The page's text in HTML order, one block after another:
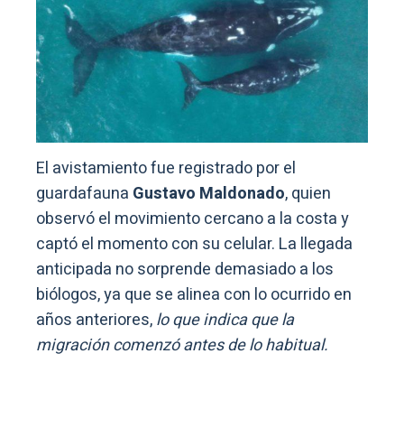
El avistamiento fue registrado por el
guardafauna Gustavo Maldonado, quien
observó el movimiento cercano a la costa y
captó el momento con su celular. La llegada
anticipada no sorprende demasiado a los
biólogos, ya que se alinea con lo ocurrido en
años anteriores,lo que indica que la
migración comenzó antes de lo habitual.